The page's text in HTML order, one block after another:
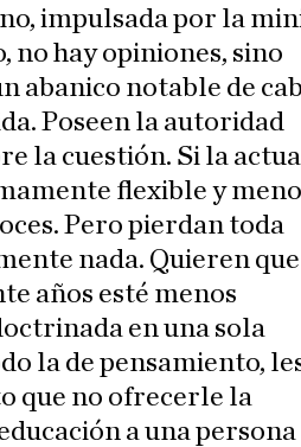
impulsada por la
no hay opiniones, sino
abanico notable de
Poseen la autoridad
la cuestión. Si la
flexible y
Pero pierdan toda
nada. Quieren
años esté menos
en una sola
la de pensamiento,
que no ofrecerle la
a una persona